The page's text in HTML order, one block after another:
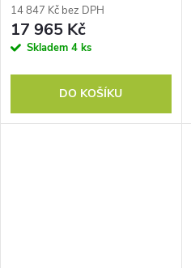
300cd, 5ms, DP, HDMI, LAN,
USB-C Hub, Black
14 847 Kč bez DPH
17 965 Kč
Skladem 4 ks
DO KOŠÍKU